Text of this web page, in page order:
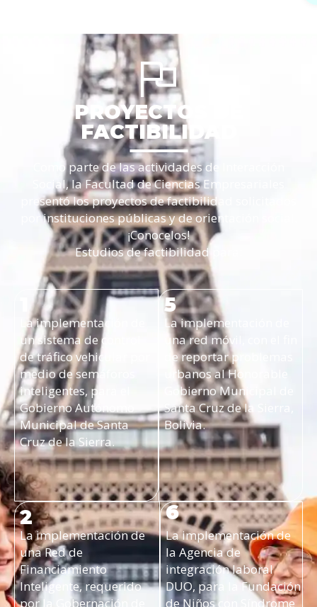
PROYECTOS DE
FACTIBILIDAD
Como parte de las actividades de Interacción
Social, la Facultad de Ciencias Empresariales
presentó los proyectos de factibilidad solicitados
por instituciones públicas y de orientación social.
¡Conocelos!
Estudios de factibilidad para:
La implementación de
un sistema de control
de tráfico vehicular por
medio de semáforos
inteligentes, para el
Gobierno Autónomo
Municipal de Santa
Cruz de la Sierra.
5
La implementación de
una red móvil, con el fin
de reportar problemas
urbanos al Honorable
Gobierno Municipal de
Santa Cruz de la Sierra,
Bolivia.
2
La implementación de
una Red de
Financiamiento
Inteligente, requerido
por la Gobernación de
6
La implementación de
la Agencia de
integración laboral
DUO, para la Fundación
de Niños con Síndrome